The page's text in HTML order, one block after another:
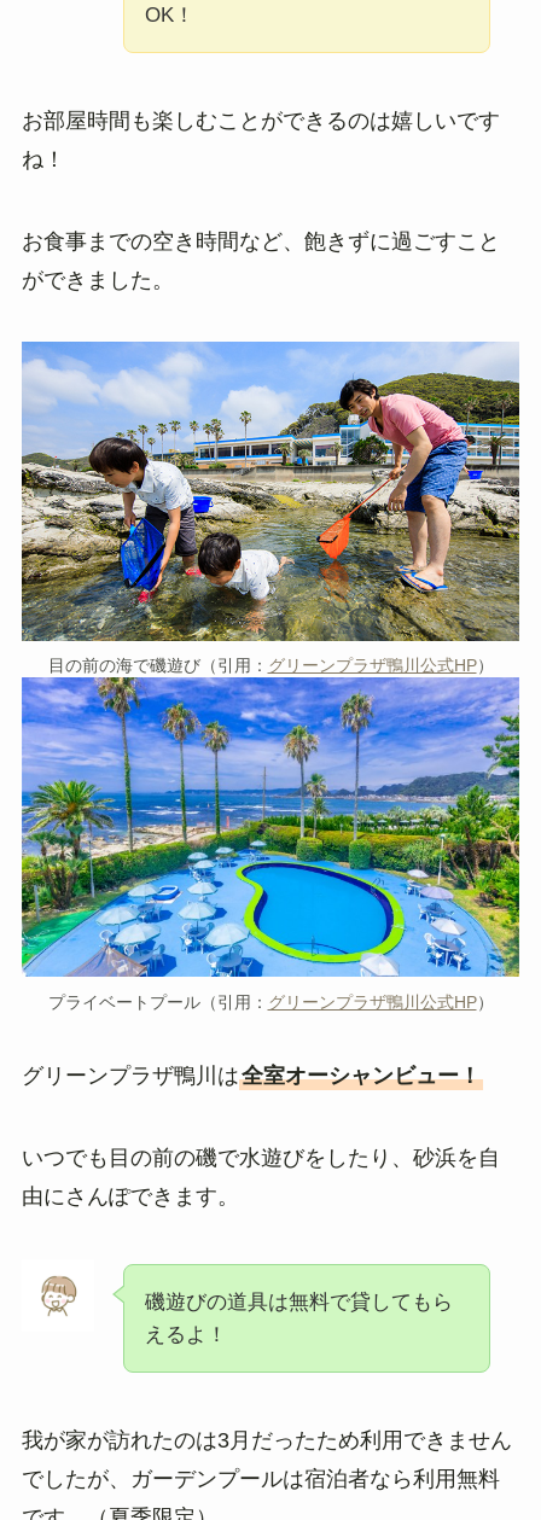
OK！
お部屋時間も楽しむことができるのは嬉しいです
ね！
お食事までの空き時間など、飽きずに過ごすこと
ができました。
目の前の海で磯遊び（引用： グリーンプラザ鴨川公式HP）
プライベートプール（引用： グリーンプラザ鴨川公式HP）
グリーンプラザ鴨川は全室オーシャンビュー！
いつでも目の前の磯で水遊びをしたり、砂浜を自
由にさんぽできます。
磯遊びの道具は無料で貸してもら
えるよ！
我が家が訪れたのは3月だったため利用できません
でしたが、ガーデンプールは宿泊者なら利用無料